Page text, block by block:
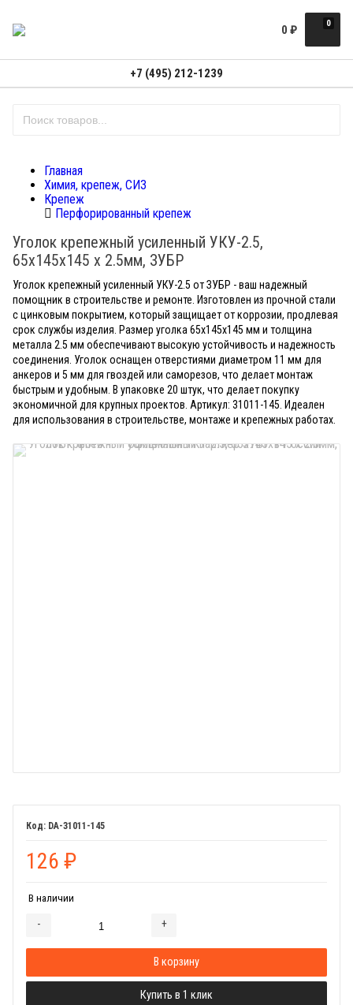
0
0 ₽
+7 (495) 212-1239
Главная
Химия, крепеж, СИЗ
Крепеж
Перфорированный крепеж
Уголок крепежный усиленный УКУ-2.5,
65х145х145 х 2.5мм, ЗУБР
Уголок крепежный усиленный УКУ-2.5 от ЗУБР - ваш надежный
помощник в строительстве и ремонте. Изготовлен из прочной стали
с цинковым покрытием, который защищает от коррозии, продлевая
срок службы изделия. Размер уголка 65x145x145 мм и толщина
металла 2.5 мм обеспечивают высокую устойчивость и надежность
соединения. Уголок оснащен отверстиями диаметром 11 мм для
анкеров и 5 мм для гвоздей или саморезов, что делает монтаж
быстрым и удобным. В упаковке 20 штук, что делает покупку
экономичной для крупных проектов. Артикул: 31011-145. Идеален
для использования в строительстве, монтаже и крепежных работах.
DA-31011-145
126 ₽
В наличии
- +
В корзину
Купить в 1 клик